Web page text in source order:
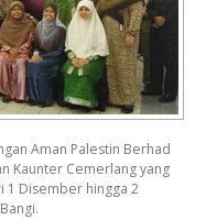
Aman Palestin Berhad
Kaunter Cemerlang yang
1 Disember hingga 2